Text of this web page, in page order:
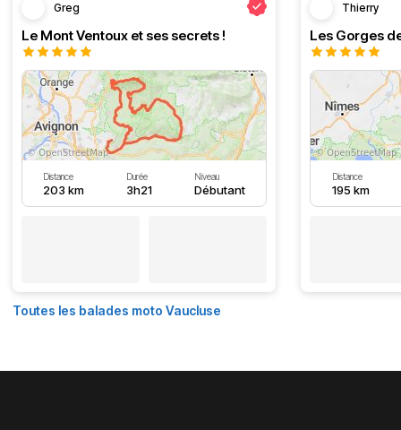
Greg
Le Mont Ventoux et ses secrets !
Distance
203 km
Durée
3h21
Niveau
Débutant
Thierry
Les Gorges
Distance
195 km
Toutes les balades moto Vaucluse